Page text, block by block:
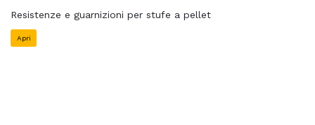
Resistenze e guarnizioni per stufe a pellet
Apri